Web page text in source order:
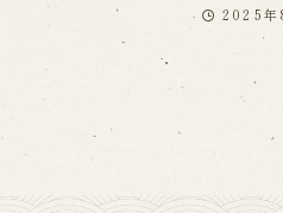
2025年